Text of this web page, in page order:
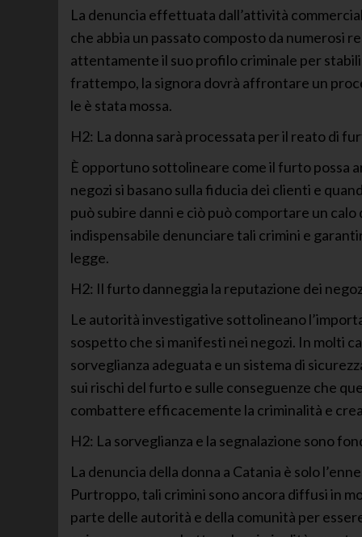
La denuncia effettuata dall’attività
che abbia un passato composto da numerosi
attentamente il suo profilo criminale per
frattempo, la signora dovrà affrontare un
le è stata mossa.
H2: La donna sarà processata per il reato di
È opportuno sottolineare come il furto possa
negozi si basano sulla fiducia dei clienti e
può subire danni e ciò può comportare un
indispensabile denunciare tali crimini e
legge.
H2: Il furto danneggia la reputazione dei
Le autorità investigative sottolineano
sospetto che si manifesti nei negozi. In molti
sorveglianza adeguata e un sistema di
sui rischi del furto e sulle conseguenze che
combattere efficacemente la criminalità e
H2: La sorveglianza e la segnalazione sono
La denuncia della donna a Catania è solo
Purtroppo, tali crimini sono ancora diffusi in
parte delle autorità e della comunità per